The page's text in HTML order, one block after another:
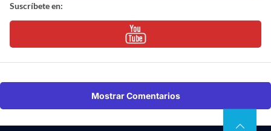
Suscríbete en:
Mostrar Comentarios